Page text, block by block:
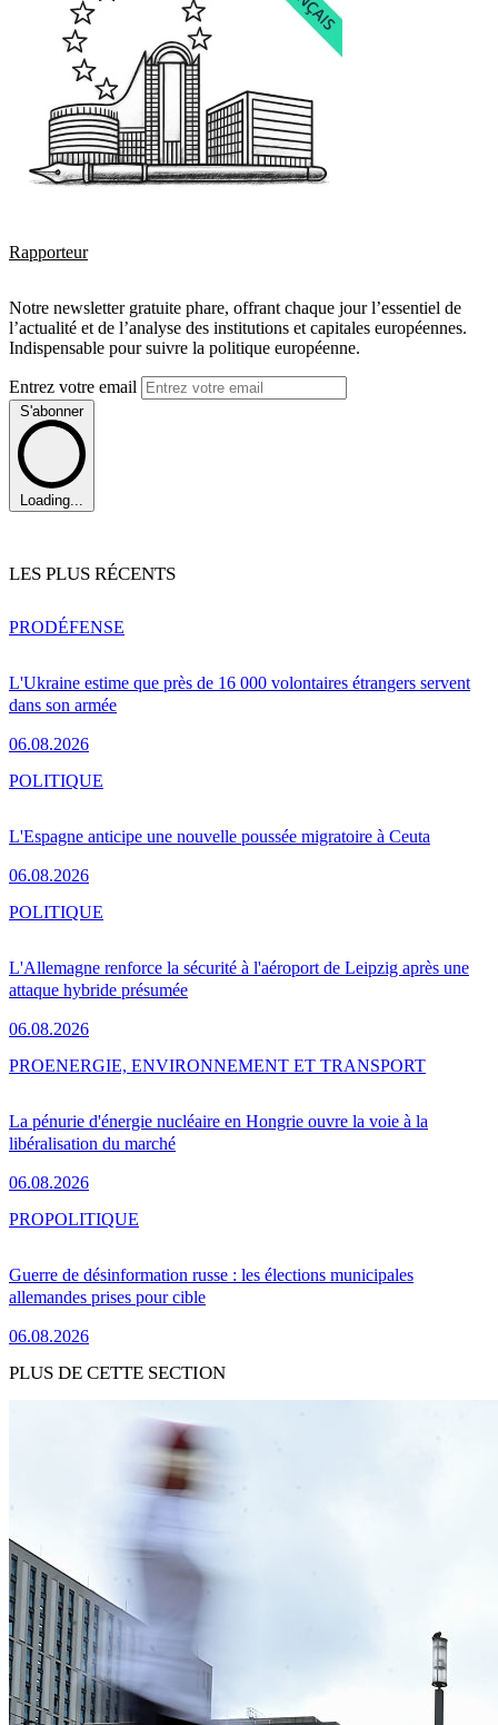
Rapporteur
Notre newsletter gratuite phare, offrant chaque jour l’essentiel de
l’actualité et de l’analyse des institutions et capitales européennes.
Indispensable pour suivre la politique européenne.
Entrez votre email
S'abonner
Loading...
LES PLUS RÉCENTS
L'Ukraine estime que près de 16 000 volontaires étrangers servent
dans son armée
06.08.2026
PRODÉFENSE
L'Espagne anticipe une nouvelle poussée migratoire à Ceuta
06.08.2026
POLITIQUE
L'Allemagne renforce la sécurité à l'aéroport de Leipzig après une
attaque hybride présumée
06.08.2026
POLITIQUE
La pénurie d'énergie nucléaire en Hongrie ouvre la voie à la
libéralisation du marché
06.08.2026
PROENERGIE, ENVIRONNEMENT ET TRANSPORT
Guerre de désinformation russe : les élections municipales
allemandes prises pour cible
06.08.2026
PROPOLITIQUE
PLUS DE CETTE SECTION